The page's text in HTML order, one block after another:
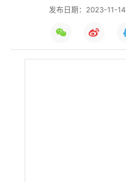
发布日期：2023-11-14